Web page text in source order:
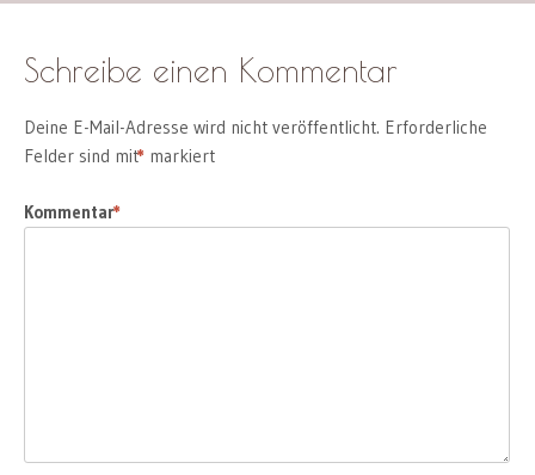
Schreibe einen Kommentar
Deine E-Mail-Adresse wird nicht veröffentlicht. Erforderliche
Felder sind mit
* markiert
Kommentar
*